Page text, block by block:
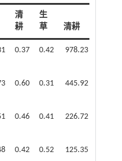
清
耕
生
草
清耕
0.37 0.42 978.23
0.60 0.31 445.92
0.46 0.41 226.72
0.42 0.52 125.35